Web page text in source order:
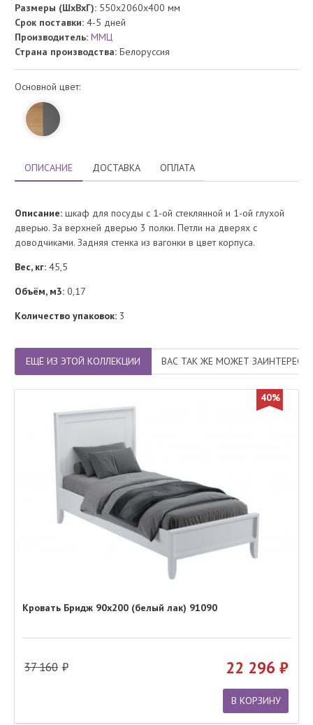
Размеры (ШхВхГ): 550x2060x400 мм
Срок поставки: 4-5 дней
Производитель: ММЦ
Страна производства: Белоруссия
Основной цвет:
ОПИСАНИЕ ДОСТАВКА ОПЛАТА
Описание: шкаф для посуды с 1-ой стеклянной и 1-ой глухой
дверью. За верхней дверью 3 полки. Петли на дверях с
доводчиками. Задняя стенка из вагонки в цвет корпуса.
Вес, кг: 45,5
Объём, м3: 0,17
Количество упаковок: 3
ЕЩЁ ИЗ ЭТОЙ КОЛЛЕКЦИИ ВАС ТАК ЖЕ МОЖЕТ
40%
Кровать Бридж 90х200 (белый лак) 91090
37 160 22 296
В КОРЗИНУ